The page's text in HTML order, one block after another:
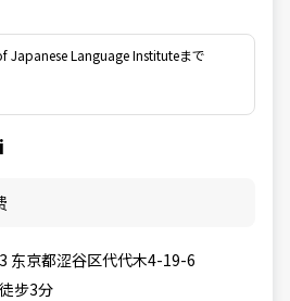
Japanese Language Instituteまで
东京都涩谷区代代木4-19-6
步3分